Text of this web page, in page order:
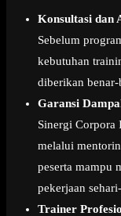
Konsultasi dan
Sebelum
kebutuhan
diberikan benar-
Garansi
Sinergi Corpora
melalui
peserta mampu
pekerjaan
Trainer